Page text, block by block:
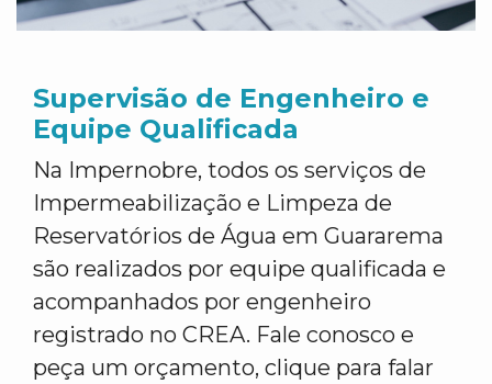
Supervisão de Engenheiro e
Equipe Qualificada
Na Impernobre, todos os serviços de
Impermeabilização e Limpeza de
Reservatórios de Água em Guararema
são realizados por equipe qualificada e
acompanhados por engenheiro
registrado no CREA. Fale conosco e
peça um orçamento, clique para falar